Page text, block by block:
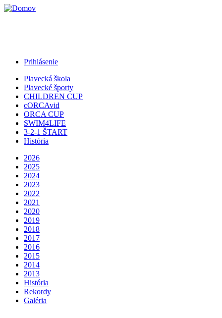
Jump to Navigation
Prihlásenie
Plavecká škola
Plavecké športy
CHILDREN CUP
cORCAvid
ORCA CUP
SWIM4LIFE
3-2-1 ŠTART
História
2026
2025
2024
2023
2022
2021
2020
2019
2018
2017
2016
2015
2014
2013
História
Rekordy
Galéria